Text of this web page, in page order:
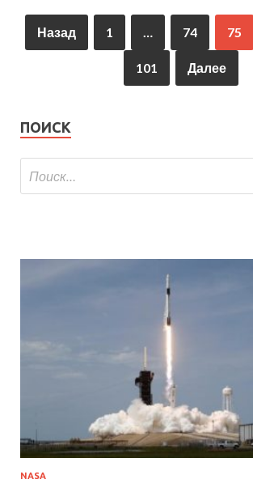
Назад 1 74 75
101 Далее
ПОИСК
NASA